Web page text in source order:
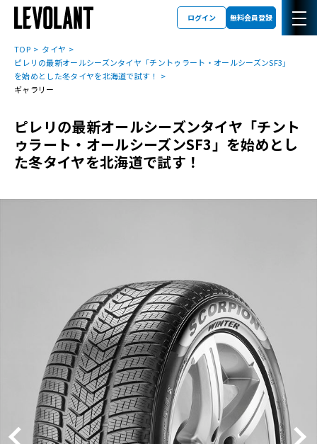
ログイン 無料会員登録
TOP
タイヤ
ピレリの最新オールシーズンタイヤ「チントゥラート・オールシーズンSF3」
を始めとした冬タイヤを北海道で試す！
ギャラリー
ピレリの最新オールシーズンタイヤ「チント
ゥラート・オールシーズンSF3」を始めとし
た冬タイヤを北海道で試す！